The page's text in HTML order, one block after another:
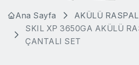
Ana Sayfa
AKÜLÜ
SKIL XP 3650GA AKÜLÜ
ÇANTALI SET